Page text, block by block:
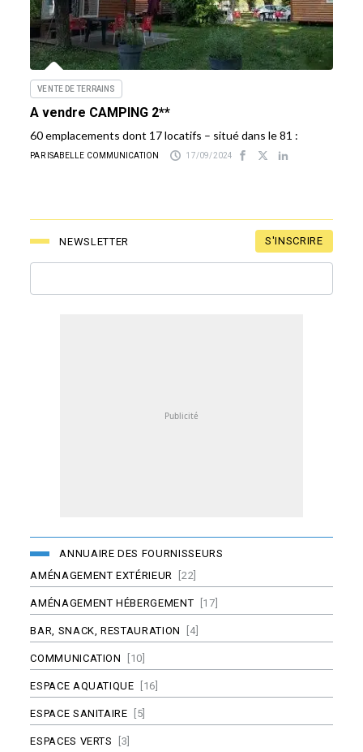
VENTE DE TERRAINS
A vendre CAMPING 2**
60 emplacements dont 17 locatifs – situé dans le 81 :
PAR ISABELLE COMMUNICATION 17/09/2024
NEWSLETTER S'INSCRIRE
ANNUAIRE DES FOURNISSEURS
AMÉNAGEMENT EXTÉRIEUR [22]
AMÉNAGEMENT HÉBERGEMENT [17]
BAR, SNACK, RESTAURATION [4]
COMMUNICATION [10]
ESPACE AQUATIQUE [16]
ESPACE SANITAIRE [5]
ESPACES VERTS [3]